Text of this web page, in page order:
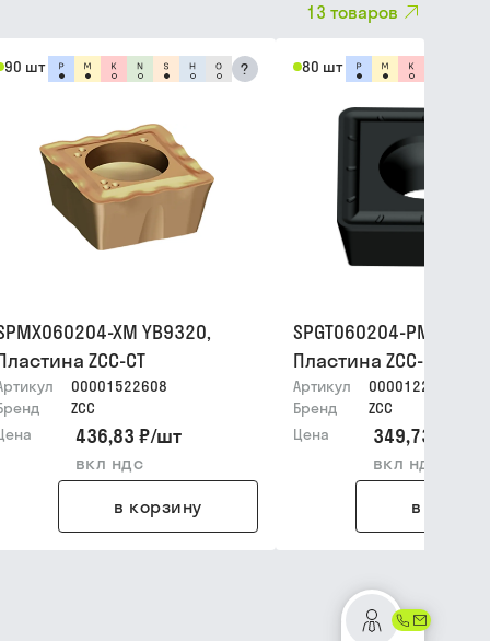
13 товаров
90 шт ?
XM YB9320,
ZCC-CT
00001522608
ZCC
436,83 ₽/шт
вкл ндс
в корзину
80 шт
SPGT060204-PM
Пластина ZCC-CT
Артикул
00001228126
Бренд
ZCC
Цена
349,73 ₽
вкл ндс
в